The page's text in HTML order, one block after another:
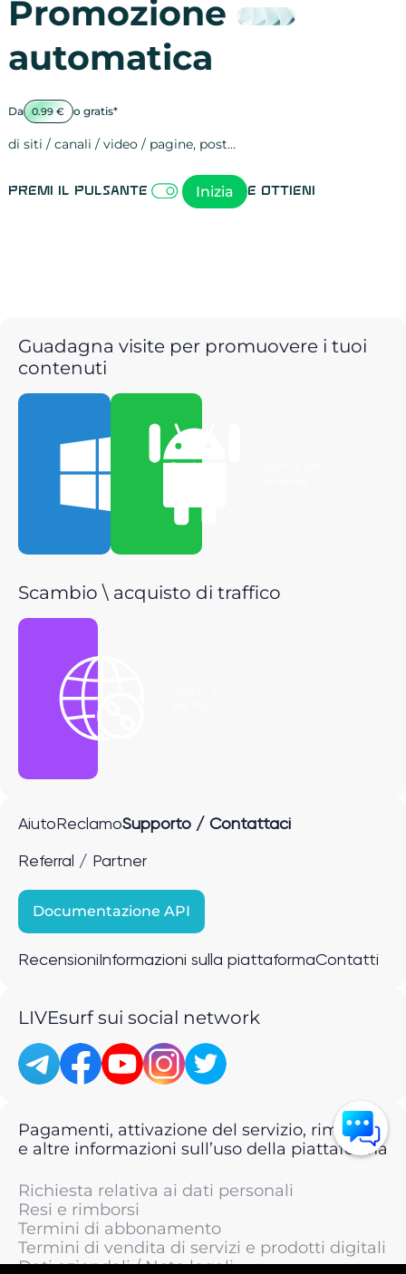
Promozione
automatica
Da 0.99 € o gratis*
di siti / canali / video / pagine, post…
Premi il pulsante Inizia e ottieni
Guadagna visite per promuovere i tuoi
contenuti
Scarica per
Scambio \ acquisto di traffico
Aiuto ReclamoSupporto / Contattaci
Referral / Partner
Documentazione API
Recensioni Informazioni sulla piattaformaContatti
LIVEsurf sui social network
Pagamenti, attivazione del servizio, rimborsi
e altre informazioni sull’uso della piattaforma
Richiesta relativa ai dati personali
Resi e rimborsi
Termini di abbonamento
Termini di vendita di servizi e prodotti digitali
Dati aziendali / Note legali